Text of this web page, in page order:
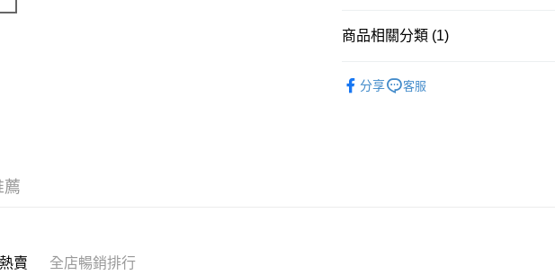
商品相關分類 (1)
分享
客服
薦
賣 全店暢銷排行